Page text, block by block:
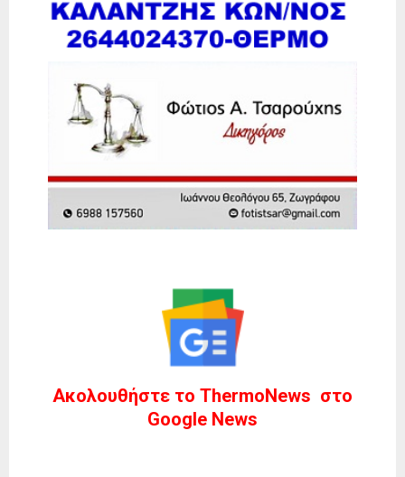
Ακολουθήστε το ThermoNews στο
Google News